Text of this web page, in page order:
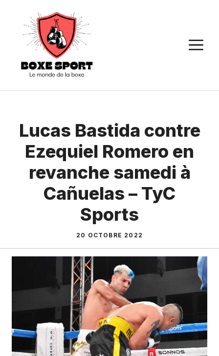
contenu
Lucas Bastida contre
Ezequiel Romero en
revanche samedi à
Cañuelas – TyC
Sports
20 OCTOBRE 2022